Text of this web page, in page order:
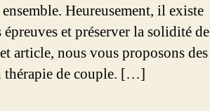
Heureusement, il existe
et préserver la solidité de
article, nous vous proposons des
thérapie de couple. […]